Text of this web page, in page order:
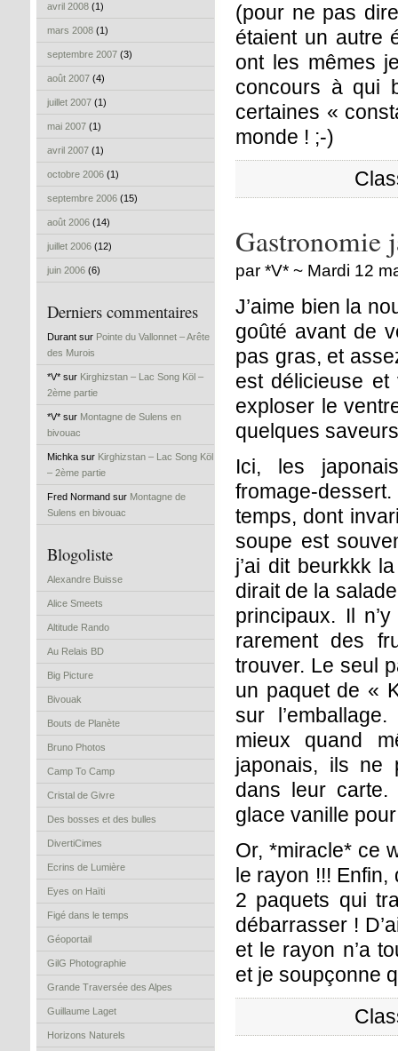
avril 2008 (1)
mars 2008 (1)
septembre 2007 (3)
août 2007 (4)
juillet 2007 (1)
mai 2007 (1)
avril 2007 (1)
octobre 2006 (1)
septembre 2006 (15)
août 2006 (14)
juillet 2006 (12)
juin 2006 (6)
Derniers commentaires
Durant sur Pointe du Vallonnet – Arête
des Murois
*V* sur Kirghizstan – Lac Song Köl –
2ème partie
*V* sur Montagne de Sulens en
bivouac
Michka sur Kirghizstan – Lac Song Köl
– 2ème partie
Fred Normand sur Montagne de
Sulens en bivouac
Blogoliste
Alexandre Buisse
Alice Smeets
Altitude Rando
Au Relais BD
Big Picture
Bivouak
Bouts de Planète
Bruno Photos
Camp To Camp
Cristal de Givre
Des bosses et des bulles
DivertiCimes
Ecrins de Lumière
Eyes on Haïti
Figé dans le temps
Géoportail
GilG Photographie
Grande Traversée des Alpes
Guillaume Laget
Horizons Naturels
(pour ne pas
étaient un autre
ont les mêmes
concours à qui
certaines «
monde ! ;-)
Gastronomie
par *V* ~ Mardi 12
J’aime bien la
goûté avant de
pas gras, et
est délicieuse
exploser le
quelques
Ici, les
fromage-
temps, dont
soupe est
j’ai dit beurkkk
dirait de la
principaux. Il
rarement des
trouver. Le seul
un paquet de «
sur
mieux quand
japonais, ils ne
dans leur carte.
glace vanille
Or, *miracle* ce
le rayon !!! Enfin,
2 paquets qui
débarrasser !
et le rayon n’a
et je soupçonne